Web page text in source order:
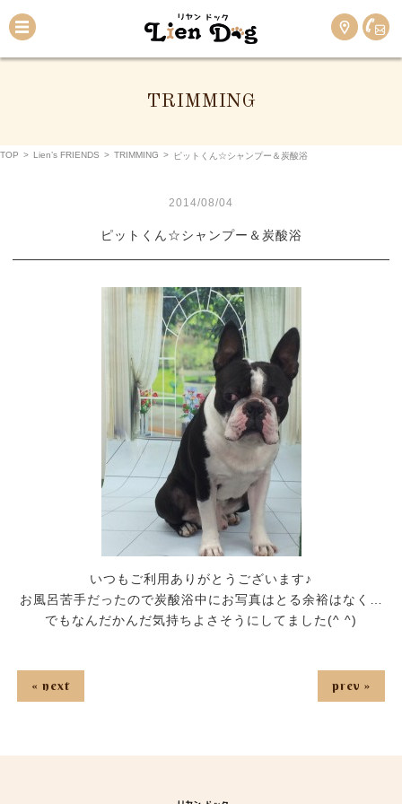
TRIMMING
TOP > Lien’s FRIENDS > TRIMMING > ピットくん☆シャンプー＆炭酸浴
2014/08/04
ピットくん☆シャンプー＆炭酸浴
いつもご利用ありがとうございます♪
お風呂苦手だったので炭酸浴中にお写真はとる余裕はなく…
でもなんだかんだ気持ちよさそうにしてました(^ ^)
« next prev »